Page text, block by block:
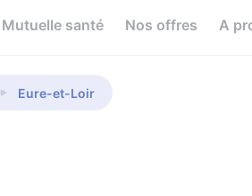
Mutuelle santé Nos offres A
Eure-et-Loir